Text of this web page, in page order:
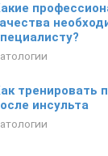
тренировать
инсульта